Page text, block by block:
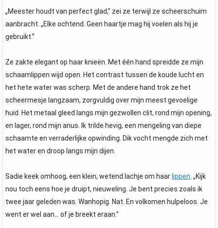
„Meester houdt van perfect glad,” zei ze terwijl ze scheerschuim
aanbracht. „Elke ochtend. Geen haartje mag hij voelen als hij je
gebruikt.”
Ze zakte elegant op haar knieën. Met één hand spreidde ze mijn
schaamlippen wijd open. Het contrast tussen de koude lucht en
het hete water was scherp. Met de andere hand trok ze het
scheermesje langzaam, zorgvuldig over mijn meest gevoelige
huid. Het metaal gleed langs mijn gezwollen clit, rond mijn opening,
en lager, rond mijn anus. Ik trilde hevig, een mengeling van diepe
schaamte en verraderlijke opwinding. Dik vocht mengde zich met
het water en droop langs mijn dijen.
Sadie keek omhoog, een klein, wetend lachje om haar lippen . „Kijk
nou toch eens hoe je druipt, nieuweling. Je bent precies zoals ik
twee jaar geleden was. Wanhopig. Nat. En volkomen hulpeloos. Je
went er wel aan… of je breekt eraan.”